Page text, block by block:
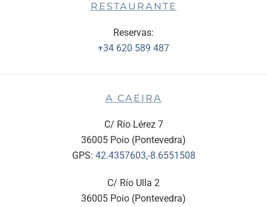
RESTAURANTE
Reservas:
+34 620 589 487
A CAEIRA
C/ Río Lérez 7
36005 Poio (Pontevedra)
GPS: 42.4357603,-8.6551508
C/ Río Ulla 2
36005 Poio (Pontevedra)